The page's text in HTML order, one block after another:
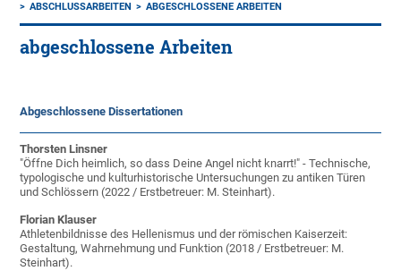
ABSCHLUSSARBEITEN
ABGESCHLOSSENE ARBEITEN
abgeschlossene Arbeiten
Abgeschlossene Dissertationen
Thorsten Linsner
"Öffne Dich heimlich, so dass Deine Angel nicht knarrt!" - Technische,
typologische und kulturhistorische Untersuchungen zu antiken Türen
und Schlössern (2022 / Erstbetreuer: M. Steinhart).
Florian Klauser
Athletenbildnisse des Hellenismus und der römischen Kaiserzeit:
Gestaltung, Wahrnehmung und Funktion (2018 / Erstbetreuer: M.
Steinhart).